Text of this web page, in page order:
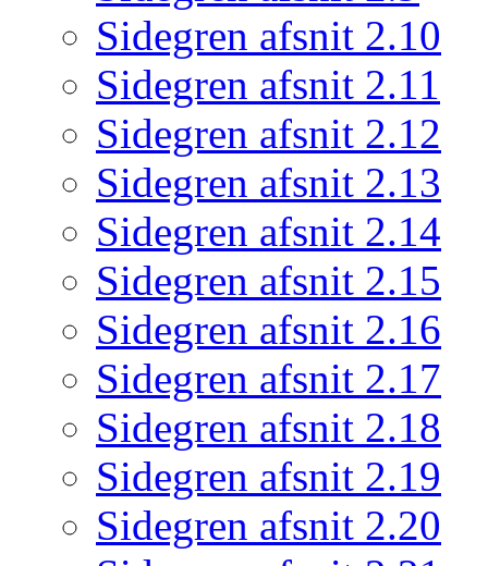
Sidegren afsnit 2.10
Sidegren afsnit 2.11
Sidegren afsnit 2.12
Sidegren afsnit 2.13
Sidegren afsnit 2.14
Sidegren afsnit 2.15
Sidegren afsnit 2.16
Sidegren afsnit 2.17
Sidegren afsnit 2.18
Sidegren afsnit 2.19
Sidegren afsnit 2.20